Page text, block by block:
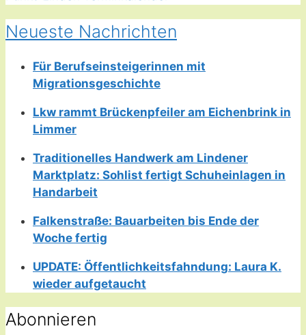
Neueste Nachrichten
Für Berufseinsteigerinnen mit
Migrationsgeschichte
Lkw rammt Brückenpfeiler am Eichenbrink in
Limmer
Traditionelles Handwerk am Lindener
Marktplatz: Sohlist fertigt Schuheinlagen in
Handarbeit
Falkenstraße: Bauarbeiten bis Ende der
Woche fertig
UPDATE: Öffentlichkeitsfahndung: Laura K.
wieder aufgetaucht
Abonnieren